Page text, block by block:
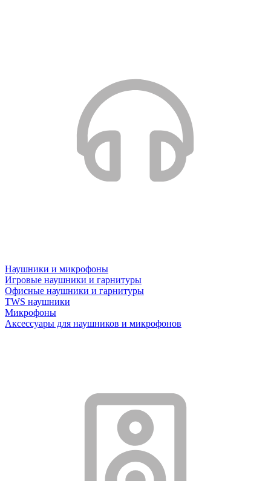
Наушники и микрофоны
Игровые наушники и гарнитуры
Офисные наушники и гарнитуры
TWS наушники
Микрофоны
Аксессуары для наушников и микрофонов